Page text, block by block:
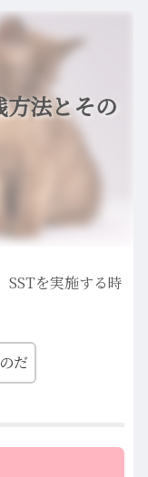
方法とその
SSTを実施する時
だ